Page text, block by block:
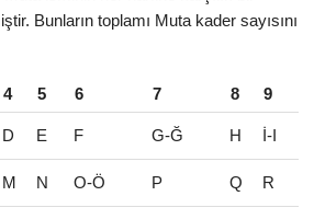
Bunların toplamı Muta kader sayısını
4 5 6 7 8 9
D E F G-Ğ H İ-I
M N O-Ö P Q R